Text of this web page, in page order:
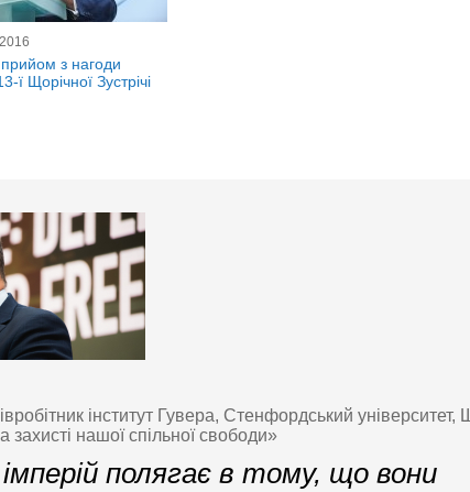
прийом з нагоди
ї Щорічної Зустрічі
інститут Гувера, Стенфордський університет,
нашої спільної свободи»
полягає в тому, що вони